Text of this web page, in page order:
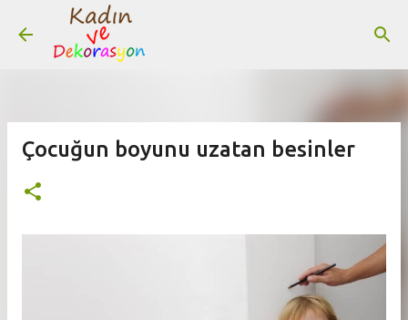
Çocuğun boyunu uzatan besinler